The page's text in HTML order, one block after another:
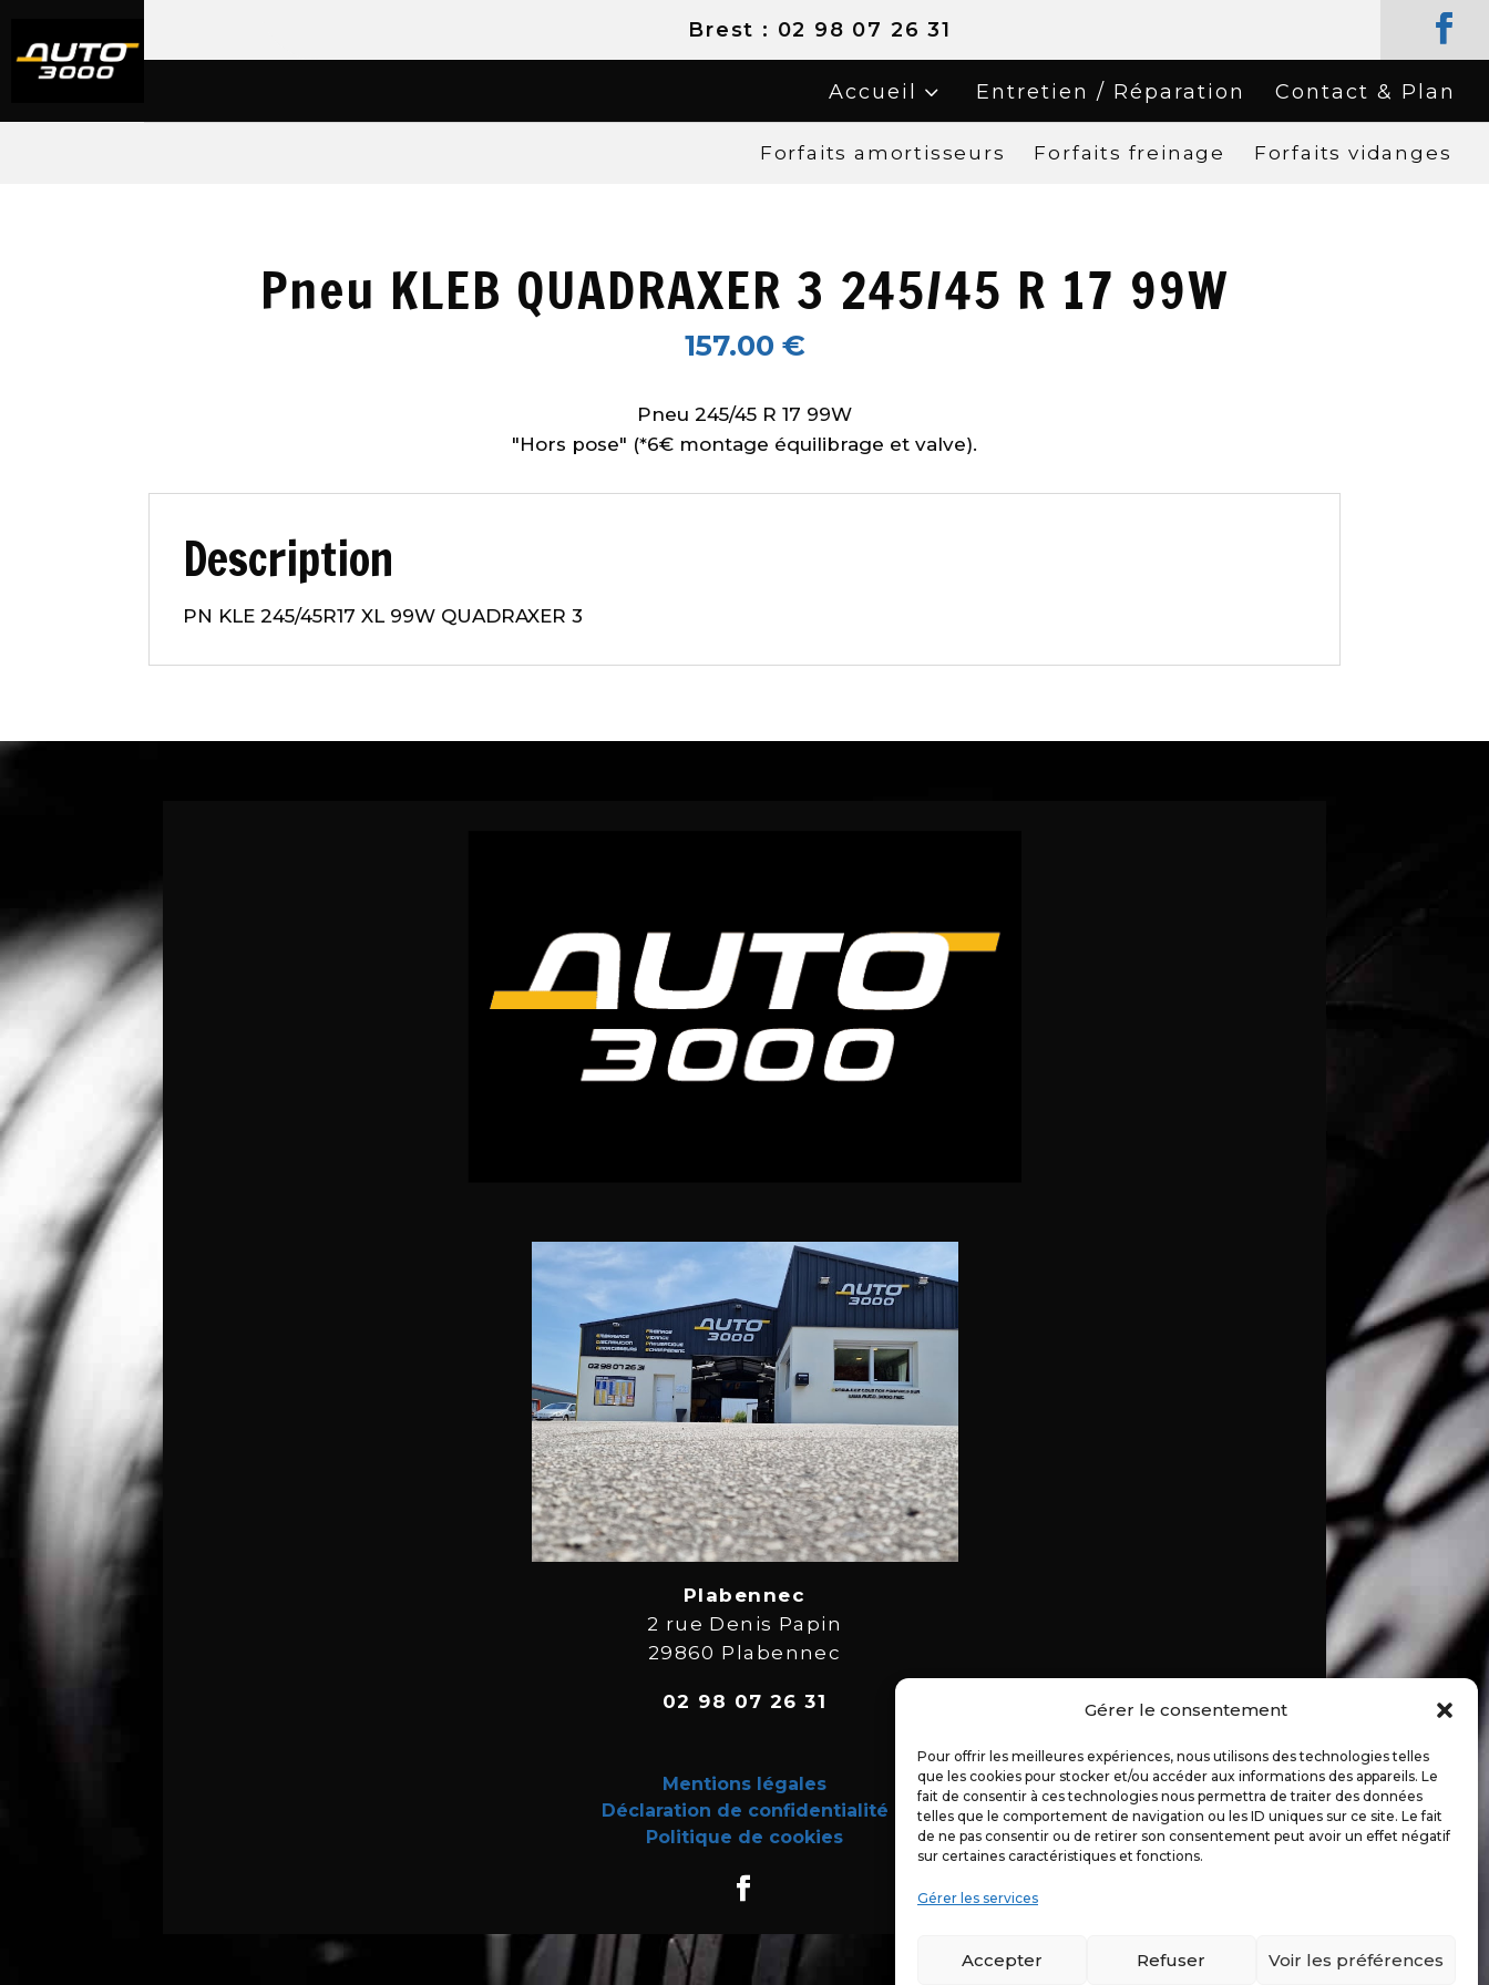
Gérer le consentement
Pour offrir les meilleures expériences, nous utilisons des technologies telles
que les cookies pour stocker et/ou accéder aux informations des appareils. Le
fait de consentir à ces technologies nous permettra de traiter des données
telles que le comportement de navigation ou les ID uniques sur ce site. Le fait
de ne pas consentir ou de retirer son consentement peut avoir un effet négatif
sur certaines caractéristiques et fonctions.
Gérer les services
Accepter Refuser Voir les préférences
02 98 07 26 31
Accueil Entretien / Réparation Contact & Plan
Forfaits amortisseurs Forfaits freinage Forfaits vidanges
Pneu KLEB QUADRAXER 3 245/45 R 17 99W
157.00 €
Pneu 245/45 R 17 99W
"Hors pose" (*6€ montage équilibrage et valve).
Description
PN KLE 245/45R17 XL 99W QUADRAXER 3
Plabennec
2 rue Denis Papin
29860 Plabennec
02 98 07 26 31
Mentions légales
Déclaration de confidentialité
Politique de cookies